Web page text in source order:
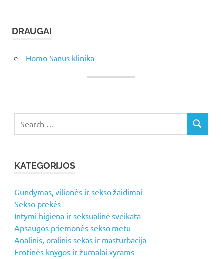
DRAUGAI
Homo Sanus klinika
for:
SEARCH
KATEGORIJOS
Gundymas, vilionės ir sekso žaidimai
Sekso prekės
Intymi higiena ir seksualinė sveikata
Apsaugos priemonės sekso metu
Analinis, oralinis sekas ir masturbacija
Erotinės knygos ir žurnalai vyrams